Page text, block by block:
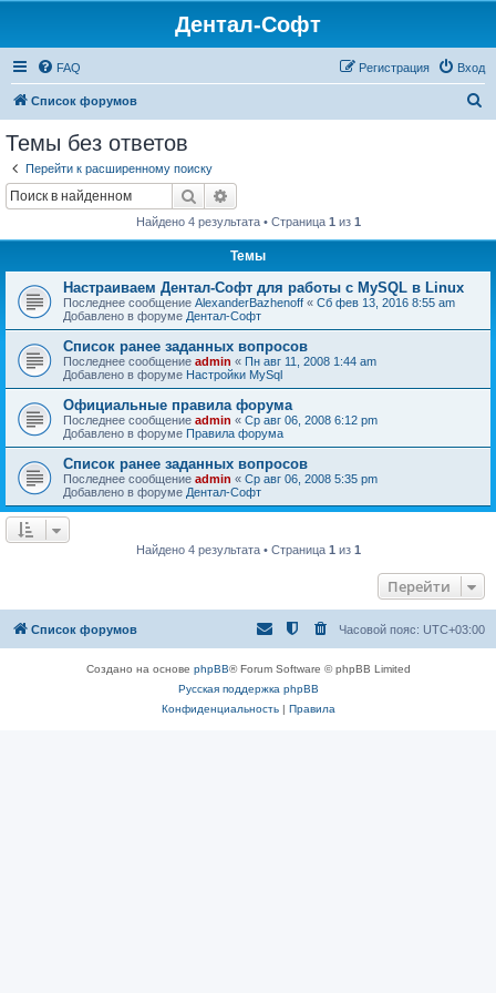
Дентал-Софт
FAQ Вход
Регистрация
Список форумов
Темы без ответов
Перейти к расширенному поиску
Поиск
Найдено 4 результата • Страница 1 из 1
Темы
Настраиваем Дентал-Софт для работы с MySQL в Linux
Последнее сообщение AlexanderBazhenoff « Сб фев 13, 2016 8:55 am
Добавлено в форуме Дентал-Софт
Список ранее заданных вопросов
Последнее сообщение admin « Пн авг 11, 2008 1:44 am
Добавлено в форуме Настройки MySql
Официальные правила форума
Последнее сообщение admin « Ср авг 06, 2008 6:12 pm
Добавлено в форуме Правила форума
Список ранее заданных вопросов
Последнее сообщение admin « Ср авг 06, 2008 5:35 pm
Добавлено в форуме Дентал-Софт
Найдено 4 результата • Страница 1 из 1
Перейти
Список форумов Часовой пояс: UTC+03:00
Создано на основе phpBB® Forum Software © phpBB Limited
Русская поддержка phpBB
Конфиденциальность| Правила